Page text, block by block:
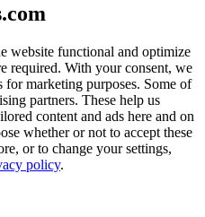
website functional and optimize
required. With your consent, we
marketing purposes. Some of
partners. These help us
content and ads here and on
whether or not to accept these
or to change your settings,
policy.